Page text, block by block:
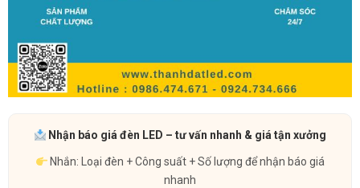
Nhận báo giá đèn LED – tư vấn nhanh & giá tận xưởng
Nhắn: Loại đèn + Công suất + Số lượng để nhận báo giá
nhanh